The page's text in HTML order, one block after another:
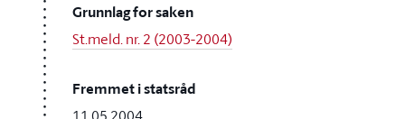
Grunnlag for saken
St.meld. nr. 2 (2003-2004)
Fremmet i statsråd